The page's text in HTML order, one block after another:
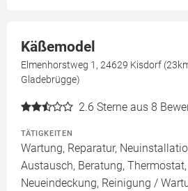
Käßemodel
Elmenhorstweg 1, 24629 Kisdorf
Gladebrügge)
2.6 Sterne aus 8
TÄTIGKEITEN
Wartung, Reparatur,
Austausch, Beratung,
Neueindeckung, Reinigung /